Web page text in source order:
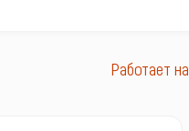
Работает на